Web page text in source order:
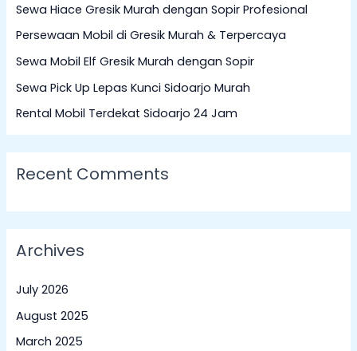
f
o
r
:
Sewa Hiace Gresik Murah dengan Sopir Profesional
Persewaan Mobil di Gresik Murah & Terpercaya
Sewa Mobil Elf Gresik Murah dengan Sopir
Sewa Pick Up Lepas Kunci Sidoarjo Murah
Rental Mobil Terdekat Sidoarjo 24 Jam
Recent Comments
Archives
July 2026
August 2025
March 2025